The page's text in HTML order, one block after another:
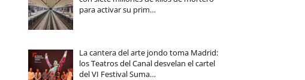
para activar su prim…
La cantera del arte jondo toma Madrid:
los Teatros del Canal desvelan el cartel
del VI Festival Suma…